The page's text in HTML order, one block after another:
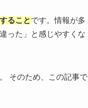
ることです。情報が多
った」と感じやすくな
そのため、この記事で